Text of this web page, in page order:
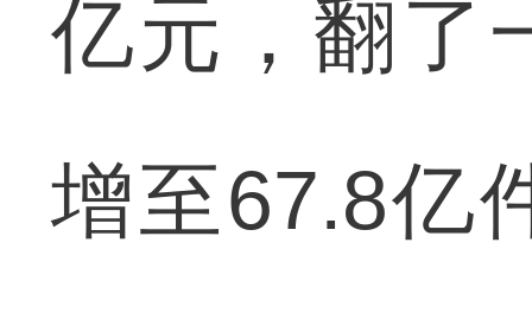
亿元，翻了
增至67.8亿